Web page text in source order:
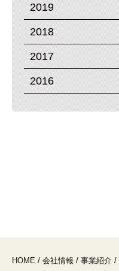
2019
2018
2017
2016
HOME / 会社情報 / 事業紹介 /